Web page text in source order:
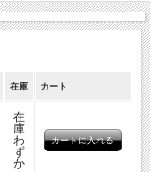
在庫 カート
在
庫
わ
ず
か